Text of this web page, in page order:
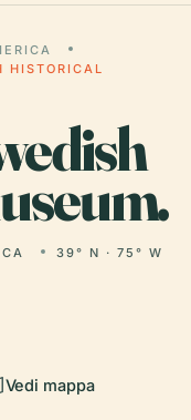
HISTORICAL
39° N · 75° W
Vedi mappa